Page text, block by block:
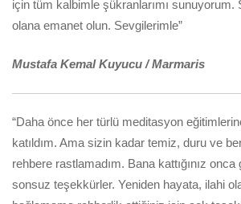
için tüm kalbimle şükranlarımı sunuyorum.
olana emanet olun. Sevgilerimle”
Mustafa Kemal Kuyucu / Marmaris
“Daha önce her türlü meditasyon
katıldım. Ama sizin kadar temiz, duru ve
rehbere rastlamadım. Bana kattığınız
sonsuz teşekkürler. Yeniden hayata, ilahi